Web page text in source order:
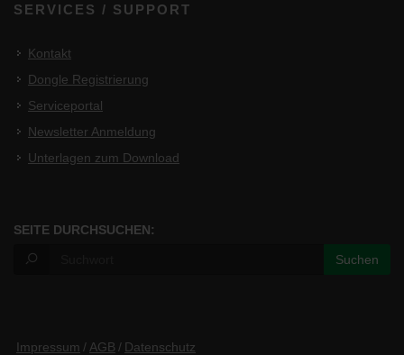
SERVICES / SUPPORT
Kontakt
Dongle Registrierung
Serviceportal
Newsletter Anmeldung
Unterlagen zum Download
SEITE DURCHSUCHEN:
Impressum / AGB / Datenschutz